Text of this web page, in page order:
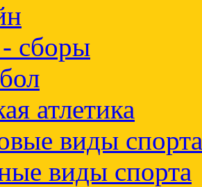
сборы
атлетика
виды спорта
виды спорта